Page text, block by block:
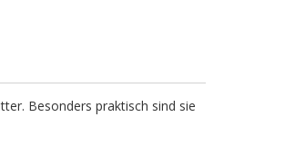
Besonders praktisch sind sie